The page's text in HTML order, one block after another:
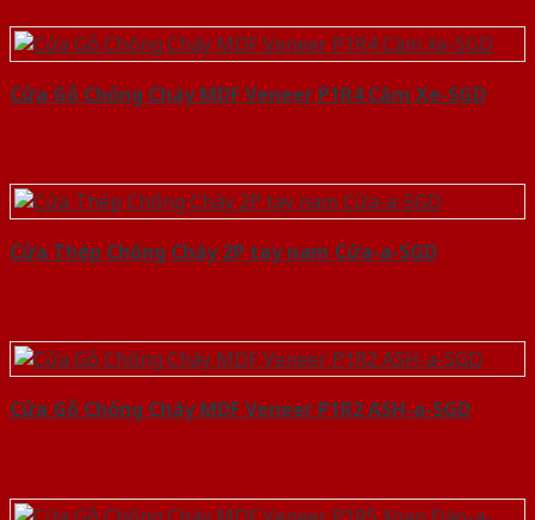
Cửa Gỗ Chống Cháy MDF Veneer P1R4 Căm Xe-SGD
Cửa Thép Chống Cháy 2P tay nam Cửa-a-SGD
Cửa Gỗ Chống Cháy MDF Veneer P1R2 ASH-a-SGD